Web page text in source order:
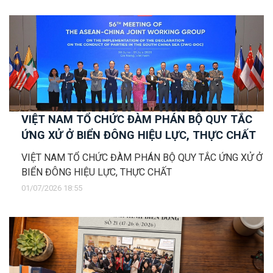
VIỆT NAM TỔ CHỨC ĐÀM PHÁN BỘ QUY TẮC
ỨNG XỬ Ở BIỂN ĐÔNG HIỆU LỰC, THỰC CHẤT
VIỆT NAM TỔ CHỨC ĐÀM PHÁN BỘ QUY TẮC ỨNG XỬ Ở
BIỂN ĐÔNG HIỆU LỰC, THỰC CHẤT
01/07/2026 18:55